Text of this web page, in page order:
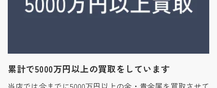
累計で5000万円以上の買取をしています